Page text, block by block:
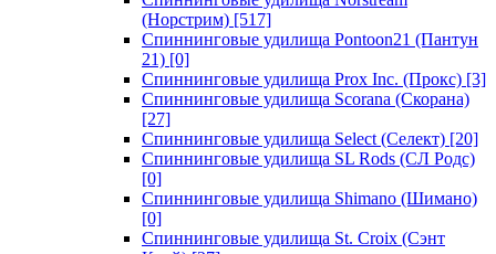
(Норстрим) [517]
Спиннинговые удилища Pontoon21 (Пантун
21) [0]
Спиннинговые удилища Prox Inc. (Прокс) [3]
Спиннинговые удилища Scorana (Скорана)
[27]
Спиннинговые удилища Select (Селект) [20]
Спиннинговые удилища SL Rods (СЛ Родс)
[0]
Спиннинговые удилища Shimano (Шимано)
[0]
Спиннинговые удилища St. Croix (Сэнт